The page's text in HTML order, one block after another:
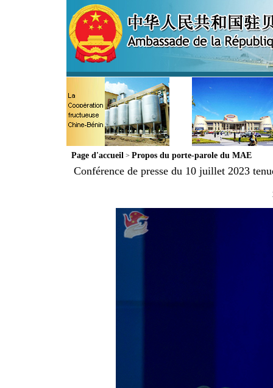
Page d'accueil> Propos du porte-parole du MAE
Conférence de presse du 10 juillet 2023